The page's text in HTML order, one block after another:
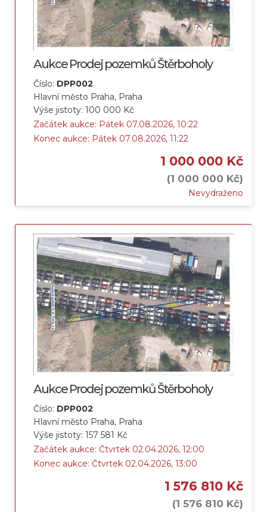
Aukce Prodej pozemků Štěrboholy
Číslo: DPP002
Hlavní město Praha, Praha
Výše jistoty: 100 000 Kč
Začátek aukce: Pátek 07.08.2026, 10:22
Konec aukce: Pátek 07.08.2026, 11:22
1 000 000 Kč
(1 000 000 Kč)
Nevydraženo
Aukce Prodej pozemků Štěrboholy
Číslo: DPP002
Hlavní město Praha, Praha
Výše jistoty: 157 581 Kč
Začátek aukce: Čtvrtek 02.04.2026, 12:00
Konec aukce: Čtvrtek 02.04.2026, 13:00
1 576 810 Kč
(1 576 810 Kč)